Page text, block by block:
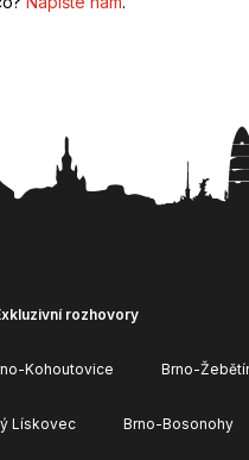
rozhovory
Kohoutovice Brno-
Lískovec Brno-Bosonohy